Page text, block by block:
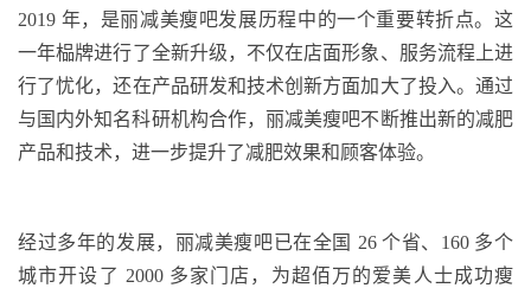
2019 年，是丽减美瘦吧发展历程中的一个重要转折点。这
一年榀牌进行了全新升级，不仅在店面形象、服务流程上进
行了忧化，还在产品研发和技术创新方面加大了投入。通过
与国内外知名科研机构合作，丽减美瘦吧不断推出新的减肥
产品和技术，进一步提升了减肥效果和顾客体验。
经过多年的发展，丽减美瘦吧已在全国 26个省、 160 多个
城市开设了 2000 多家门店，为超佰万的爱美人士成功瘦